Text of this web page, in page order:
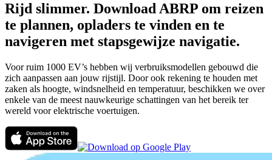
Rijd slimmer. Download ABRP om reizen
te plannen, opladers te vinden en te
navigeren met stapsgewijze navigatie.
Voor ruim 1000 EV’s hebben wij verbruiksmodellen gebouwd die
zich aanpassen aan jouw rijstijl. Door ook rekening te houden met
zaken als hoogte, windsnelheid en temperatuur, beschikken we over
enkele van de meest nauwkeurige schattingen van het bereik ter
wereld voor elektrische voertuigen.